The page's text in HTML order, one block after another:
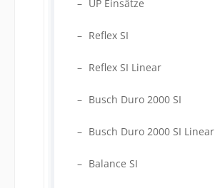
UP Einsätze
Reflex SI
Reflex SI Linear
Busch Duro 2000 SI
Busch Duro 2000 SI Linear
Balance SI